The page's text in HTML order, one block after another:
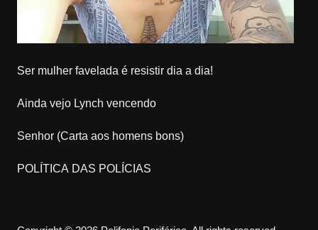
Ser mulher favelada é resistir dia a dia!
Ainda vejo Lynch vencendo
Senhor (Carta aos homens bons)
POLÍTICA DAS POLÍCIAS